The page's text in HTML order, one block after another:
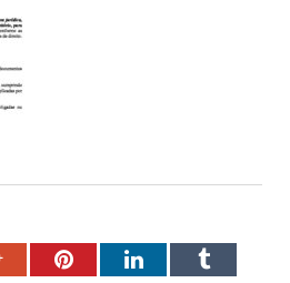
Google+PinterestLinkedInTumblr